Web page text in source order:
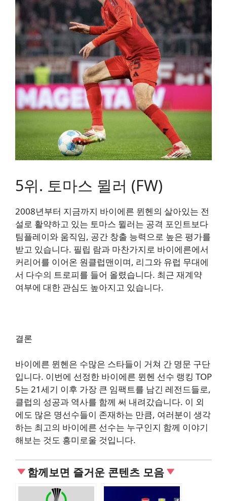
5위. 토마스 뮐러 (FW)
2008년부터 지금까지 바이에른 뮌헨의 살아있는 전
설로 활약하고 있는 토마스 뮐러는 공격 포인트보다
팀플레이와 움직임, 공간 창출 능력으로 높은 평가를
받고 있습니다. 필립 람과 마찬가지로 바이에른에서
커리어를 이어온 원클럽맨이며, 리그와 유럽 무대에
서 다수의 트로피를 들어 올렸습니다. 최근 재계약
여부에 대한 관심도 높아지고 있습니다.
결론
바이에른 뮌헨은 수많은 스타들이 거쳐 간 명문 구단
입니다. 이번에 선정한 바이에른 뮌헨 선수 랭킹 TOP
5는 21세기 이후 가장 큰 임팩트를 남긴 레전드들로,
클럽의 성공과 역사를 함께 써 내려갔습니다. 이 외
에도 많은 명선수들이 존재하는 만큼, 여러분이 생각
하는 최고의 바이에른 선수는 누구인지 함께 이야기
해보는 것도 흥미로울 것입니다.
함께보면 즐거운 콘텐츠 모음